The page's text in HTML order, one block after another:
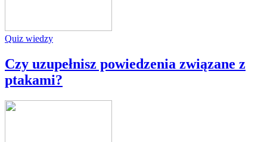
Quiz wiedzy
Czy uzupełnisz powiedzenia związane z
ptakami?